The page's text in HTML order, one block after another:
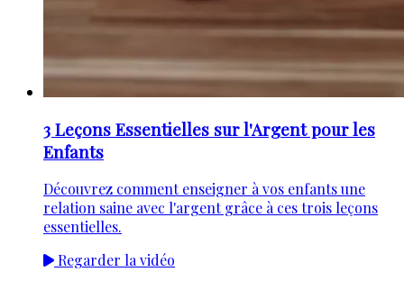
3 Leçons Essentielles sur l'Argent pour les
Enfants
Découvrez comment enseigner à vos enfants une
relation saine avec l'argent grâce à ces trois leçons
essentielles.
Regarder la vidéo